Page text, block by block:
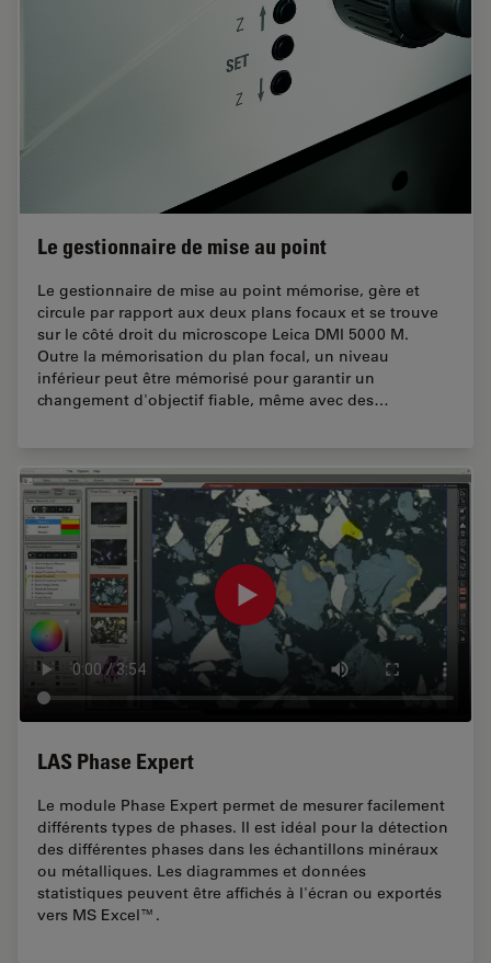
Le gestionnaire de mise au point
Le gestionnaire de mise au point mémorise, gère et
circule par rapport aux deux plans focaux et se trouve
sur le côté droit du microscope Leica DMI 5000 M.
Outre la mémorisation du plan focal, un niveau
inférieur peut être mémorisé pour garantir un
changement d'objectif fiable, même avec des…
LAS Phase Expert
Le module Phase Expert permet de mesurer facilement
différents types de phases. II est idéal pour la détection
des différentes phases dans les échantillons minéraux
ou métalliques. Les diagrammes et données
statistiques peuvent être affichés à l'écran ou exportés
vers MS Excel™.